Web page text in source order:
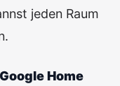
jeden Raum
Home